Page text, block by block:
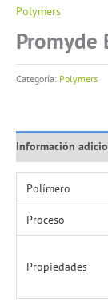
Polymers
Promyde
Categoría: Polymers
Información
Polímero
Proceso
Propiedades